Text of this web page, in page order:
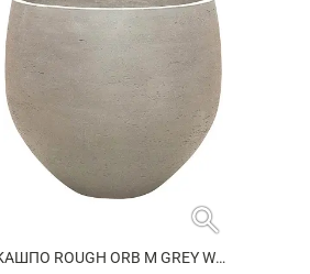
search
КАШПО ROUGH ORB M GREY WASHED